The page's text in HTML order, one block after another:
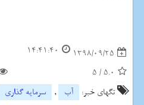
1398/09/25
14:41:40
5.0
/
5
تگهای خبر:
آب , سرمایه گذاری